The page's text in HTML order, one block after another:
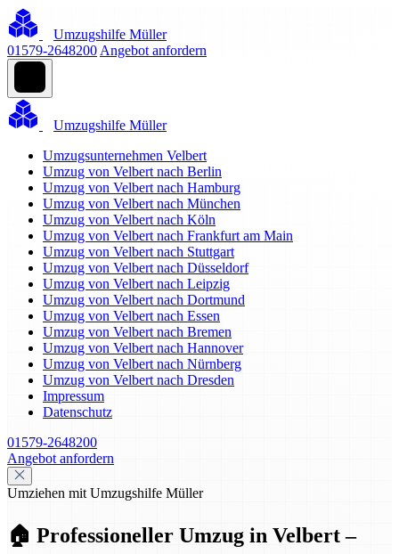
Umzugshilfe Müller
01579-2648200 Angebot anfordern
Umzugshilfe Müller
Umzugsunternehmen Velbert
Umzug von Velbert nach Berlin
Umzug von Velbert nach Hamburg
Umzug von Velbert nach München
Umzug von Velbert nach Köln
Umzug von Velbert nach Frankfurt am Main
Umzug von Velbert nach Stuttgart
Umzug von Velbert nach Düsseldorf
Umzug von Velbert nach Leipzig
Umzug von Velbert nach Dortmund
Umzug von Velbert nach Essen
Umzug von Velbert nach Bremen
Umzug von Velbert nach Hannover
Umzug von Velbert nach Nürnberg
Umzug von Velbert nach Dresden
Impressum
Datenschutz
01579-2648200
Angebot anfordern
Umziehen mit Umzugshilfe Müller
🏠 Professioneller Umzug in Velbert –